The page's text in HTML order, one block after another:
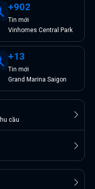
+902
Tin mới
Vinhomes Central Park
+13
Tin mới
Grand Marina Saigon
cầu